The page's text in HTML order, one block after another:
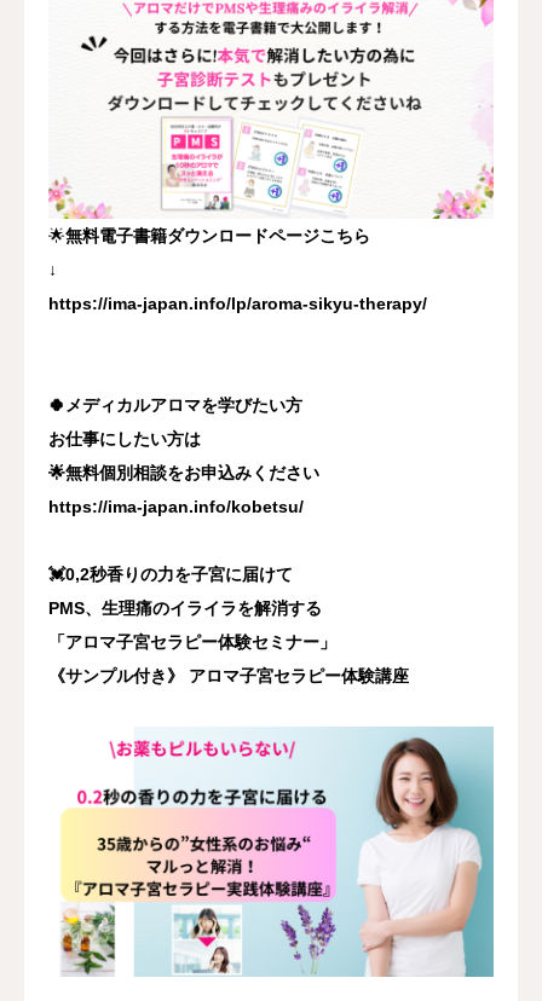
🌟無料電子書籍ダウンロードページこちら
↓
https://ima-japan.info/lp/aroma-sikyu-therapy/
🍀メディカルアロマを学びたい方
お仕事にしたい方は
🌟無料個別相談をお申込みください
https://ima-japan.info/kobetsu/
💓0,2秒香りの力を子宮に届けて
PMS、生理痛のイライラを解消する
「アロマ子宮セラピー体験セミナー」
《サンプル付き》 アロマ子宮セラピー体験講座